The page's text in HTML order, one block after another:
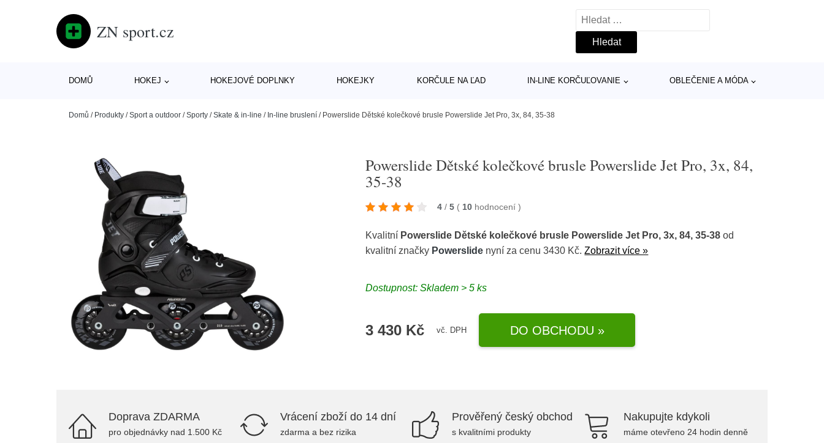
ZN sport.cz
Vyhledávání
DOMŮ HOKEJ HOKEJOVÉ DOPLNKY HOKEJKY KORČULE NA ĽAD IN-LINE KORČUĽOVANIE OBLEČENIE A MÓDA
Domů / Produkty /Sport a outdoor /Sporty /Skate & in-line / In-line bruslení / Powerslide Dětské kolečkové brusle Powerslide Jet Pro, 3x, 84, 35-38
Powerslide Dětské kolečkové brusle Powerslide Jet Pro, 3x, 84,
35-38
4 / 5 ( 10 hodnocení)
Kvalitní Powerslide Dětské kolečkové brusle Powerslide Jet Pro, 3x, 84, 35-38 od
kvalitní značky Powerslide nyní za cenu 3430 Kč.Zobrazit více »
Dostupnost: Skladem > 5 ks
3 430 Kč vč. DPH DO OBCHODU »
Doprava ZDARMA
pro objednávky nad 1.500 Kč
Vrácení zboží do 14 dní
zdarma a bez rizika
Prověřený český obchod
s kvalitními produkty
Nakupujte kdykoli
máme otevřeno 24 hodin denně